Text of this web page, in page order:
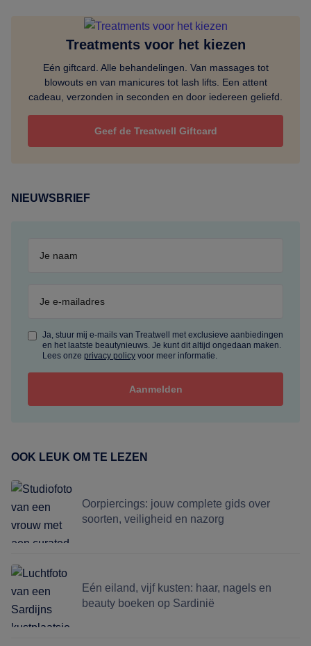
Treatments voor het kiezen
Eén giftcard. Alle behandelingen. Van massages tot
blowouts en van manicures tot lash lifts. Een attent
cadeau, verzonden in seconden en door iedereen geliefd.
Geef de Treatwell Giftcard
NIEUWSBRIEF
Ja, stuur mij e-mails van Treatwell met exclusieve aanbiedingen
en het laatste beautynieuws. Je kunt dit altijd ongedaan maken.
Lees onze privacy policy voor meer informatie.
OOK LEUK OM TE LEZEN
Oorpiercings: jouw complete gids over
soorten, veiligheid en nazorg
Eén eiland, vijf kusten: haar, nagels en
beauty boeken op Sardinië